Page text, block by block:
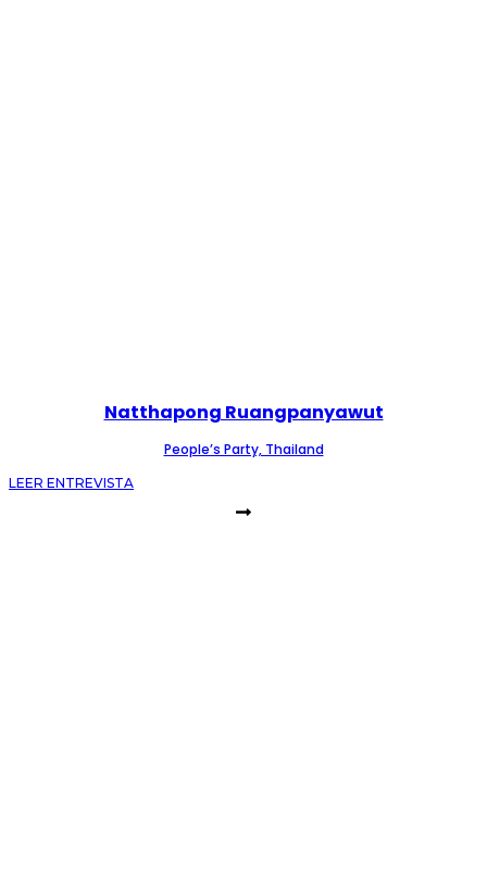
Natthapong Ruangpanyawut
People’s Party, Thailand
LEER ENTREVISTA